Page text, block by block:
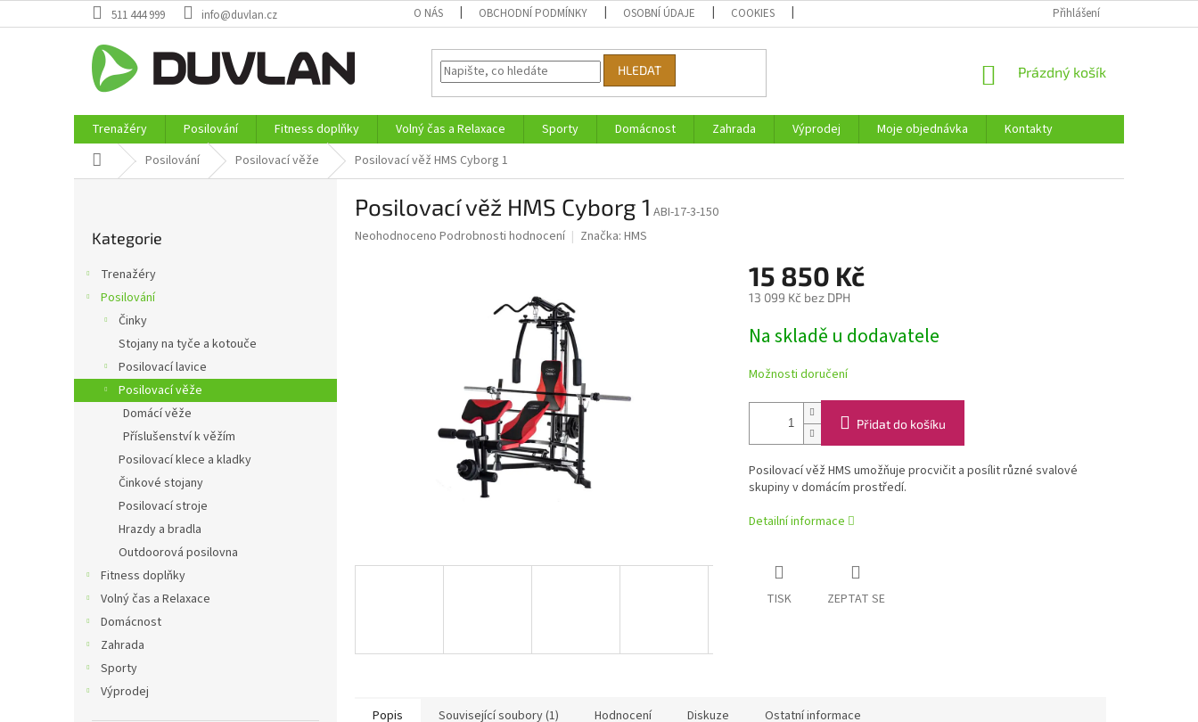
na
511 444 999 info@duvlan.cz O NÁS OBCHODNÍ PODMÍNKY OSOBNÍ ÚDAJE COOKIES Přihlášení
HLEDAT
NÁKUPNÍ
Prázdný košík
Trenažéry Posilování Fitness doplňky Volný čas a Relaxace Sporty Domácnost Zahrada Výprodej Moje objednávka
Kontakty
Domů Posilování Posilovací věže Posilovací věž HMS Cyborg 1
a
n
kategorie
Kategorie
Trenažéry
Posilování
Činky
Stojany na tyče a kotouče
Posilovací lavice
Posilovací věže
Domácí věže
Příslušenství k věžím
Posilovací klece a kladky
Činkové stojany
Posilovací stroje
Hrazdy a bradla
Outdoorová posilovna
Fitness doplňky
Volný čas a Relaxace
Domácnost
Zahrada
Sporty
Výprodej
Posilovací věž HMS Cyborg 1 ABI-17-3-150
Průměrné
Neohodnoceno Podrobnosti hodnocení Značka: HMS
15 850 Kč
13 099 Kč bez DPH
cena:
Na skladě u dodavatele
Možnosti doručení
Přidat do košíku
Posilovací věž HMS umožňuje procvičit a posílit různé svalové
skupiny v domácím prostředí.
Detailní informace
TISK ZEPTAT SE
Popis Související soubory (1) Hodnocení Diskuze Ostatní informace